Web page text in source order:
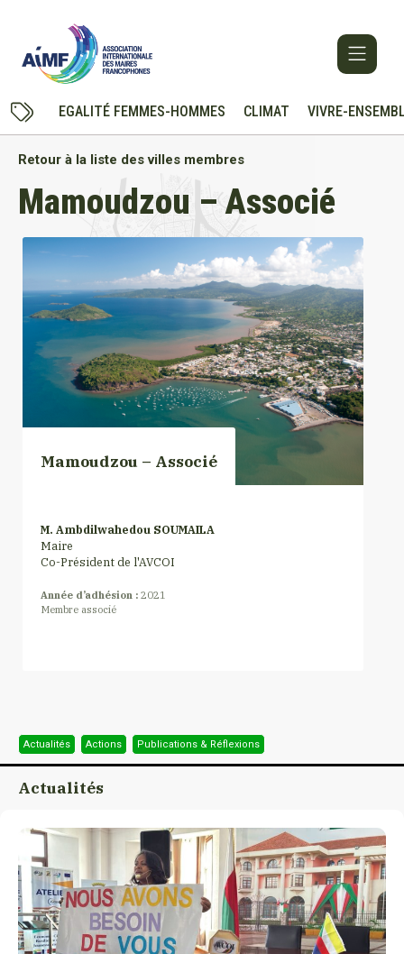
EGALITÉ FEMMES-HOMMES CLIMAT VIVRE-
Retour à la liste des villes membres
Mamoudzou – Associé
Mamoudzou – Associé
M. Ambdilwahedou SOUMAILA
Maire
Co-Président de l'AVCOI
Année d’adhésion : 2021
Membre associé
Actualités Actions Publications & Réflexions
Actualités